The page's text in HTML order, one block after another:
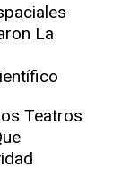
La
Teatros